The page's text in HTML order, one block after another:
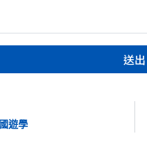
送出
遊學